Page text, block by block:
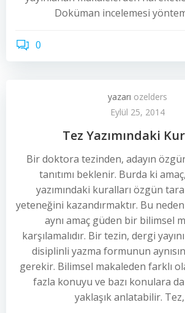
Doküman incelemesi
0
yazarı ozelders
Eylül 25, 2014
Tez Yazımındaki
Bir doktora tezinden, adayın
tanıtımı beklenir. Burda ki
yazımındaki kuralları özgün
yeteneğini kazandırmaktır. Bu
aynı amaç güden bir bilimsel
karşılamalıdır. Bir tezin, dergi
disiplinli yazma formunun
gerekir. Bilimsel makaleden farklı
fazla konuyu ve bazı konulara
yaklaşık anlatabilir.